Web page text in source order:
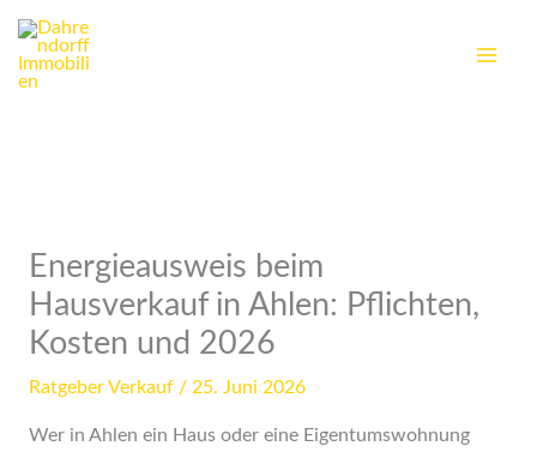
Inhalt
springen
Energieausweis beim
Hausverkauf in Ahlen: Pflichten,
Kosten und 2026
Ratgeber Verkauf/ 25. Juni 2026
Wer in Ahlen ein Haus oder eine Eigentumswohnung